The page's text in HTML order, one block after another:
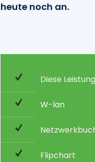
heute noch an.
Diese
W-lan
Flipchart